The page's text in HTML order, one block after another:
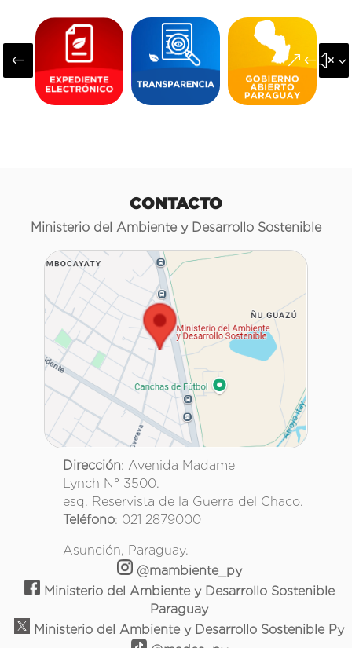
#
CONTACTO
Ministerio del Ambiente y Desarrollo Sostenible
Dirección: Avenida Madame
Lynch N° 3500.
esq. Reservista de la Guerra del Chaco.
Teléfono: 021 2879000
Asunción, Paraguay.
@mambiente_py
Ministerio del Ambiente y Desarrollo Sostenible
Paraguay
Ministerio del Ambiente y Desarrollo Sostenible Py